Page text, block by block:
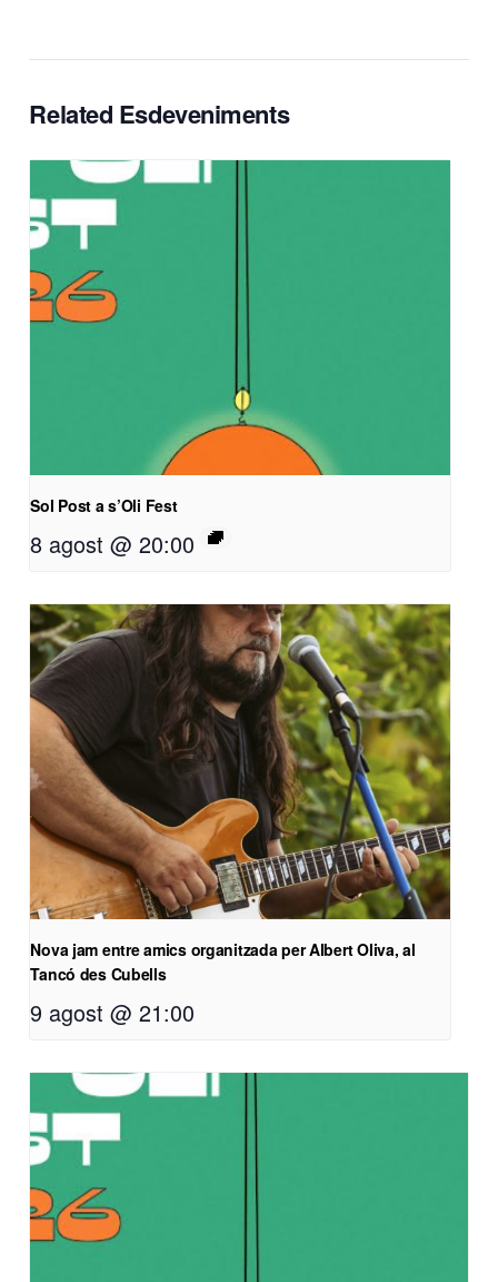
Related Esdeveniments
Sol Post a s’Oli Fest
8 agost @ 20:00
Nova jam entre amics organitzada per Albert Oliva, al
Tancó des Cubells
9 agost @ 21:00